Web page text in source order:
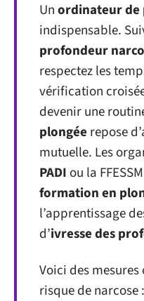
Unordinateur de
indispensable.
profondeur
respectez les
vérification
devenir une
plongée repose
mutuelle. Les
PADI ou la
formation en
l’apprentissage
d’ivresse des
Voici des
risque de narcose :